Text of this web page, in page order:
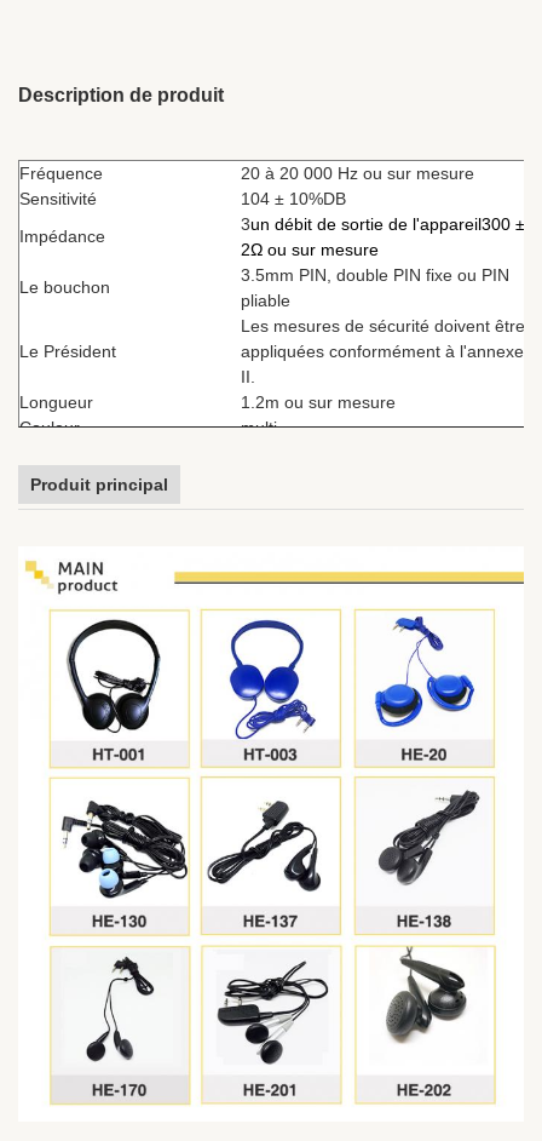
Description de produit
Fréquence
20 à 20 000 Hz ou sur mesure
Sensitivité
104 ± 10%DB
Impédance
3un débit de sortie de l'appareil300 ±
2Ω ou sur mesure
Le bouchon
3.5mm PIN, double PIN fixe ou PIN
pliable
Le Président
Les mesures de sécurité doivent être
appliquées conformément à l'annexe
II.
Longueur
1.2m ou sur mesure
Couleur
multi
Fonction
téléphone portable...
déterminée en tenant compte de
l'expérience acquise.
Produit principal